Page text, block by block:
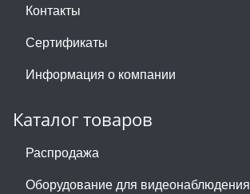
Контакты
Сертификаты
Информация о компании
Каталог товаров
Распродажа
Оборудование для видеонаблюдения